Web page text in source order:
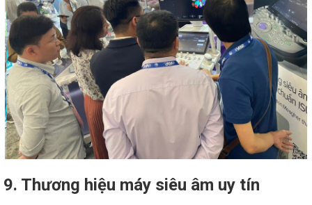
9. Thương hiệu máy siêu âm uy tín